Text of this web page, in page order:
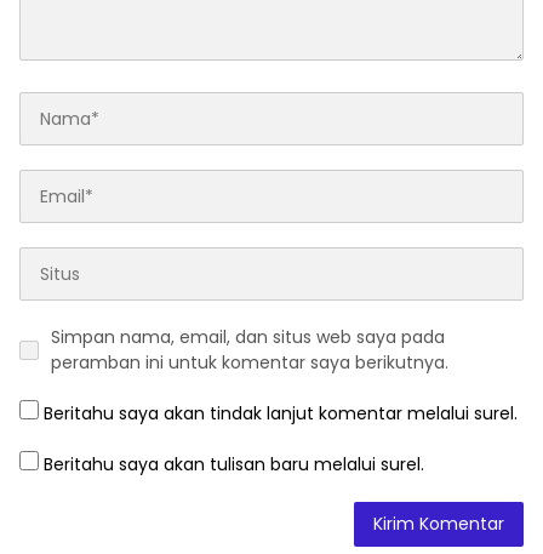
Simpan nama, email, dan situs web saya pada
peramban ini untuk komentar saya berikutnya.
Beritahu saya akan tindak lanjut komentar melalui surel.
Beritahu saya akan tulisan baru melalui surel.